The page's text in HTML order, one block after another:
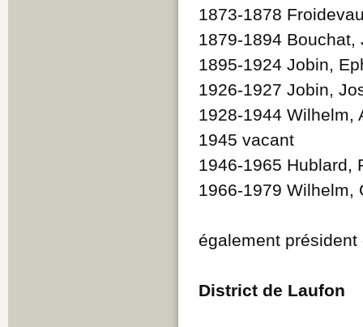
1873-1878
1879-1894 Bouchat,
1895-1924 Jobin,
1926-1927 Jobin,
1928-1944 Wilhelm,
1945 vacant
1946-1965 Hublard,
1966-1979 Wilhelm,
également président
District de Laufon